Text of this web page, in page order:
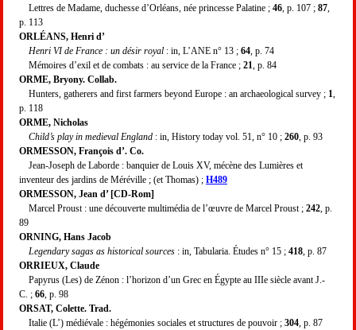
Lettres de Madame, duchesse d’Orléans, née princesse Palatine ; 46 , p. 107 ; 87
p. 113
ORLÉANS, Henri d’
Henri VI de France : un désir royal : in, L’ANE n° 13 ; 64 , p. 74
Mémoires d’exil et de combats : au service de la France ; 21 , p. 84
ORME, Bryony. Collab.
Hunters, gatherers and first farmers beyond Europe : an archaeological survey ; 1
p. 118
ORME, Nicholas
Child’s play in medieval England : in, History today vol. 51, n° 10 ; 260 , p. 93
ORMESSON, François d’. Co.
Jean-Joseph de Laborde : banquier de Louis XV, mécène des Lumières et
inventeur des jardins de Méréville ; (et Thomas) ; H489
ORMESSON, Jean d’ [CD-Rom]
Marcel Proust : une découverte multimédia de l’œuvre de Marcel Proust ; 242 , p.
89
ORNING, Hans Jacob
Legendary sagas as historical sources : in, Tabularia. Études n° 15 ; 418 , p. 87
ORRIEUX, Claude
Papyrus (Les) de Zénon : l’horizon d’un Grec en Égypte au IIIe siècle avant J.-
C. ; 66 , p. 98
ORSAT, Colette. Trad.
Italie (L’) médiévale : hégémonies sociales et structures de pouvoir ; 304 , p. 87